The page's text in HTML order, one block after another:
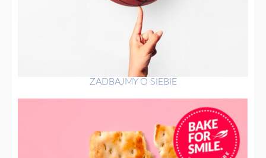
ZADBAJMY O SIEBIE